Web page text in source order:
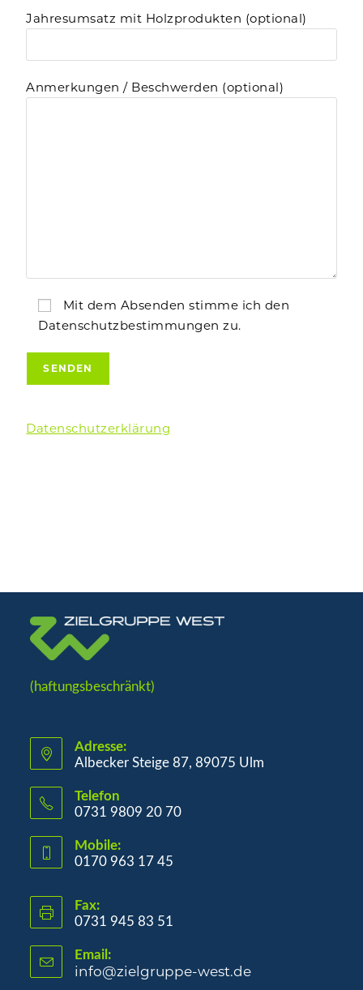
Jahresumsatz mit Holzprodukten (optional)
Anmerkungen / Beschwerden (optional)
Mit dem Absenden stimme ich den
Datenschutzbestimmungen zu.
Datenschutzerklärung
(haftungsbeschränkt)
Adresse:
Albecker Steige 87, 89075 Ulm
Telefon
0731 9809 20 70
Mobile:
0170 963 17 45
Fax:
0731 945 83 51
Email:
info@zielgruppe-west.de